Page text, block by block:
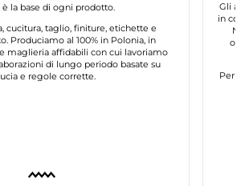
è la base di ogni prodotto.
cucitura, taglio, finiture, etichette e
Produciamo al 100% in Polonia, in
maglieria affidabili con cui lavoriamo
di lungo periodo basate su
e regole corrette.
Gli
in
Per